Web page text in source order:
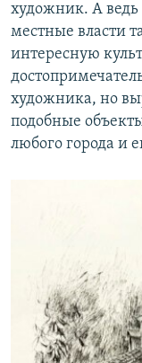
художник. А ведь
местные власти
интересную
художника, но
подобные
любого города и